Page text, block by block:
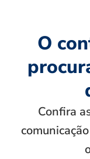
O
Confira